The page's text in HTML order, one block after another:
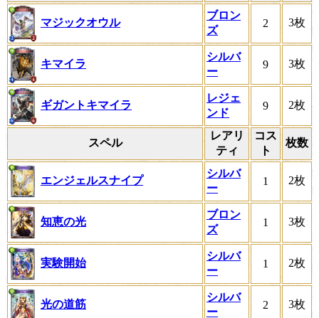
マジックオウル
ブロン
ズ
2 3枚
キマイラ
シルバ
ー
9 3枚
ギガントキマイラ
レジェ
ンド
9 2枚
スペル
レアリ
ティ
コス
ト
枚数
エンジェルスナイプ
シルバ
ー
1 2枚
知恵の光
ブロン
ズ
1 3枚
実験開始
シルバ
ー
1 2枚
光の道筋
シルバ
ー
2 3枚